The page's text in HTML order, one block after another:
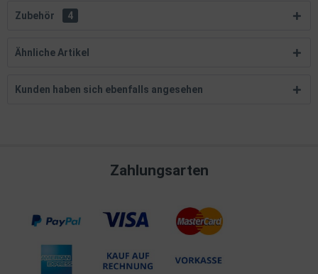
Zubehör 4
Ähnliche Artikel
Kunden haben sich ebenfalls angesehen
Zahlungsarten